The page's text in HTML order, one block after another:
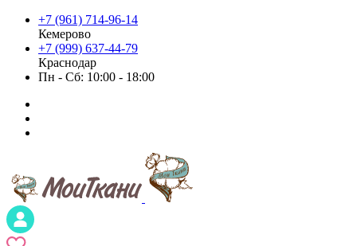
+7 (961) 714-96-14
Кемерово
+7 (999) 637-44-79
Краснодар
Пн - Сб: 10:00 - 18:00